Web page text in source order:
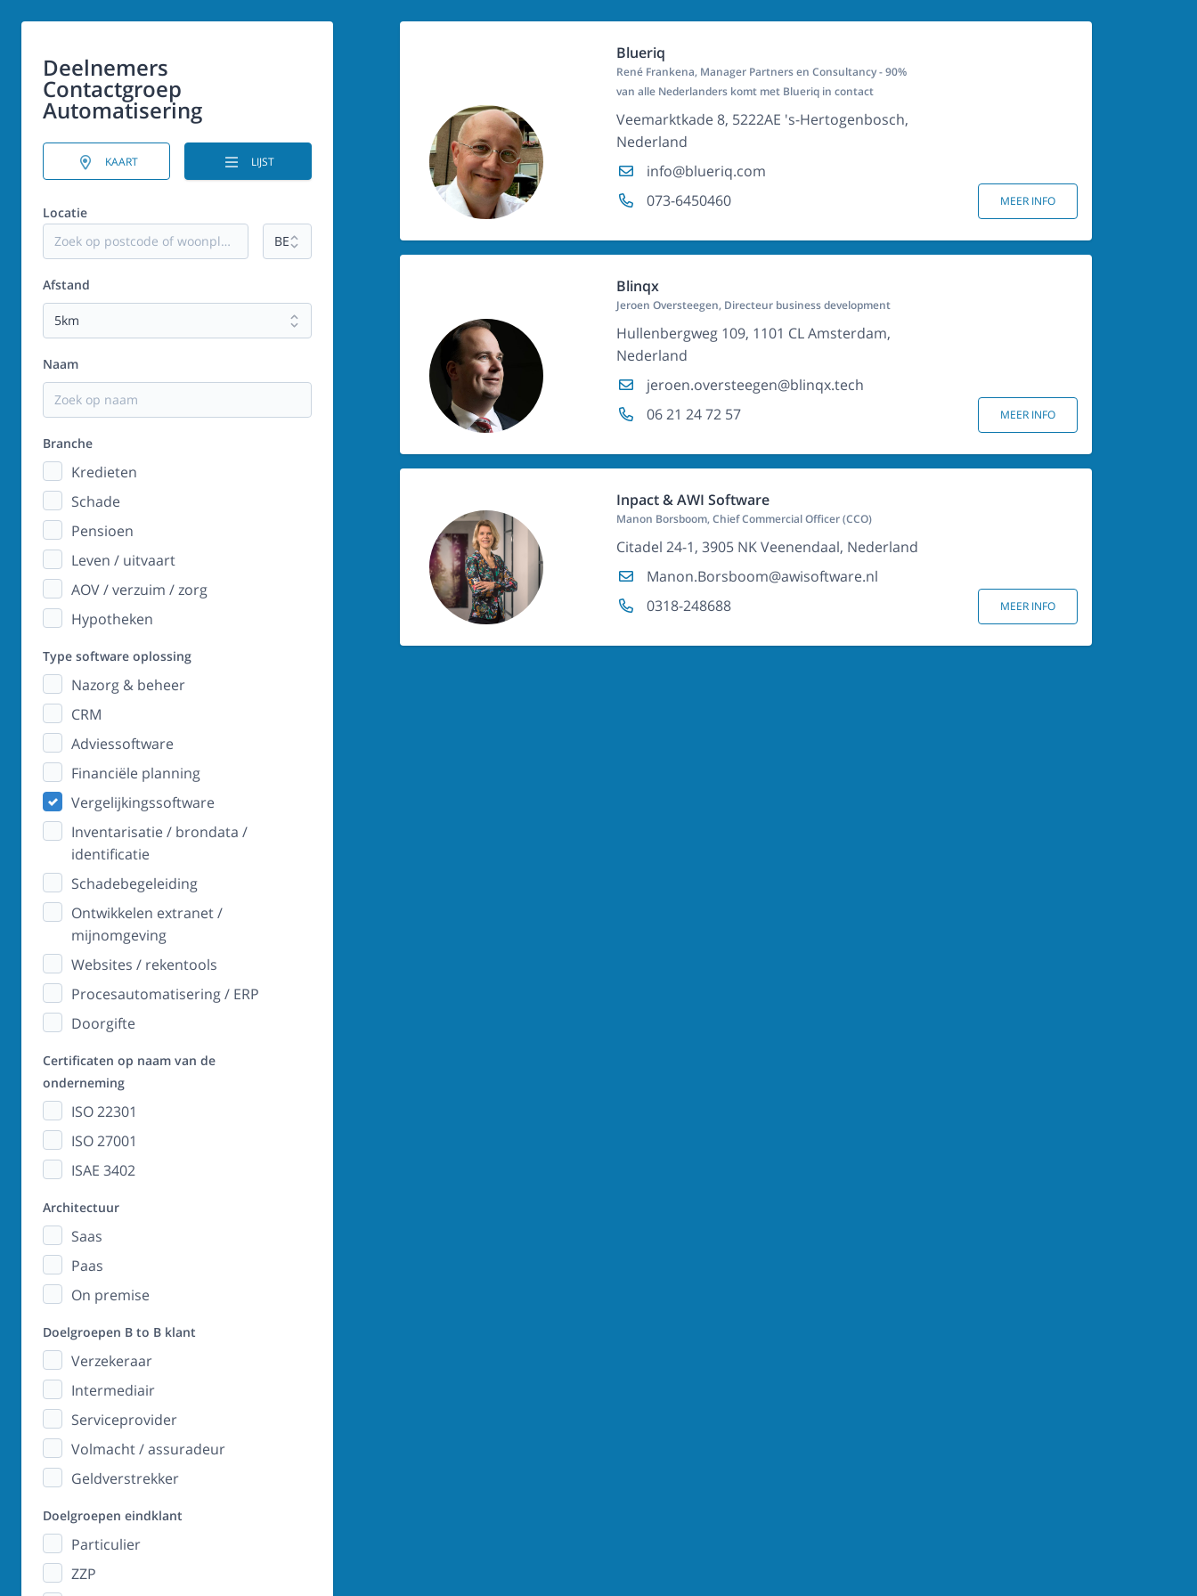
Deelnemers
Contactgroep
Automatisering
KAART LIJST
Locatie
Afstand
Naam
Branche
Kredieten
Schade
Pensioen
Leven / uitvaart
AOV / verzuim / zorg
Hypotheken
Type software oplossing
Nazorg & beheer
CRM
Adviessoftware
Financiële planning
Vergelijkingssoftware
Inventarisatie / brondata /
identificatie
Schadebegeleiding
Ontwikkelen extranet /
mijnomgeving
Websites / rekentools
Procesautomatisering / ERP
Doorgifte
Certificaten op naam van de
onderneming
ISO 22301
ISO 27001
ISAE 3402
Architectuur
Saas
Paas
On premise
Doelgroepen B to B klant
Verzekeraar
Intermediair
Serviceprovider
Volmacht / assuradeur
Geldverstrekker
Doelgroepen eindklant
Particulier
ZZP
Blueriq
René Frankena, Manager Partners en Consultancy - 90%
van alle Nederlanders komt met Blueriq in contact
Veemarktkade 8, 5222AE 's-Hertogenbosch,
Nederland
info@blueriq.com
073-6450460
MEER INFO
Blinqx
Jeroen Oversteegen, Directeur business development
Hullenbergweg 109, 1101 CL Amsterdam,
Nederland
jeroen.oversteegen@blinqx.tech
06 21 24 72 57
MEER INFO
Inpact & AWI Software
Manon Borsboom, Chief Commercial Officer (CCO)
Citadel 24-1, 3905 NK Veenendaal, Nederland
Manon.Borsboom@awisoftware.nl
0318-248688
MEER INFO